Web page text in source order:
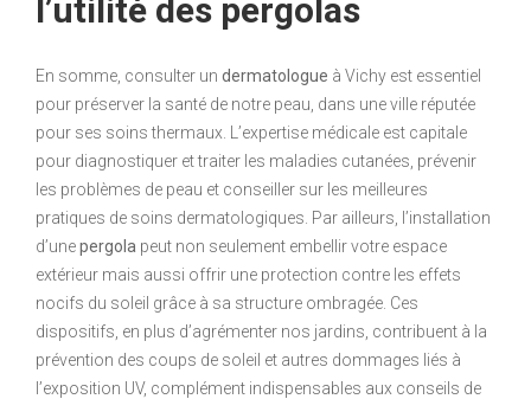
l’utilité des pergolas
En somme, consulter un dermatologue à Vichy est essentiel
pour préserver la santé de notre peau, dans une ville réputée
pour ses soins thermaux. L’expertise médicale est capitale
pour diagnostiquer et traiter les maladies cutanées, prévenir
les problèmes de peau et conseiller sur les meilleures
pratiques de soins dermatologiques. Par ailleurs, l’installation
d’unepergola peut non seulement embellir votre espace
extérieur mais aussi offrir une protection contre les effets
nocifs du soleil grâce à sa structure ombragée. Ces
dispositifs, en plus d’agrémenter nos jardins, contribuent à la
prévention des coups de soleil et autres dommages liés à
l’exposition UV, complément indispensables aux conseils de